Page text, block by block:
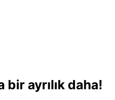
bir ayrılık daha!